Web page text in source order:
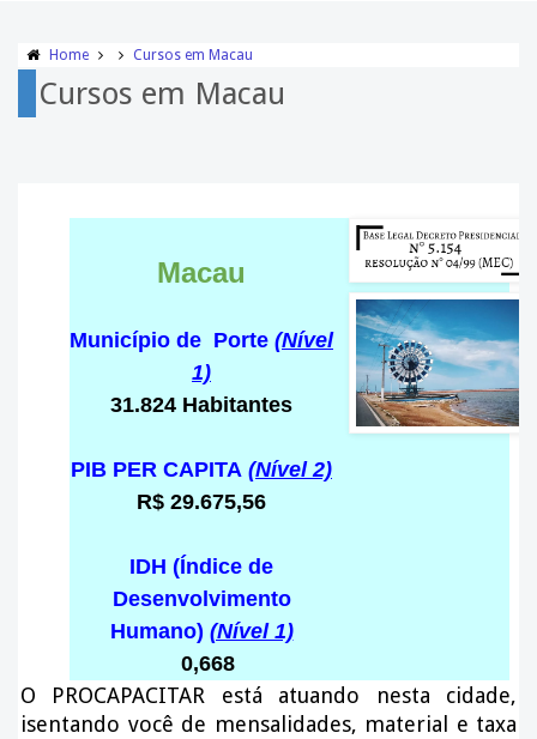
Home Cursos em Macau
Cursos em Macau
Macau
Município de Porte (Nível
1)
31.824 Habitantes
PIB PER CAPITA (Nível 2)
R$ 29.675,56
IDH (Índice de
Desenvolvimento
Humano) (Nível 1)
0,668
O PROCAPACITAR está atuando nesta cidade,
isentando você de mensalidades, material e taxa